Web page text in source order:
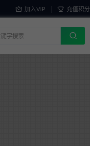
加入VIP 充值积分